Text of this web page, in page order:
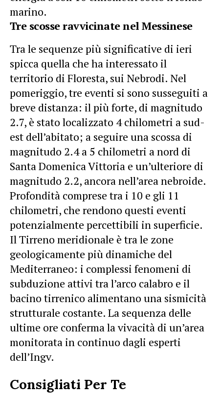
marino.
Tre scosse ravvicinate nel Messinese
Tra le sequenze più significative di ieri
spicca quella che ha interessato il
territorio di Floresta, sui Nebrodi. Nel
pomeriggio, tre eventi si sono susseguiti a
breve distanza: il più forte, di magnitudo
2.7, è stato localizzato 4 chilometri a sud-
est dell’abitato; a seguire una scossa di
magnitudo 2.4 a 5 chilometri a nord di
Santa Domenica Vittoria e un’ulteriore di
magnitudo 2.2, ancora nell’area nebroide.
Profondità comprese tra i 10 e gli 11
chilometri, che rendono questi eventi
potenzialmente percettibili in superficie.
Il Tirreno meridionale è tra le zone
geologicamente più dinamiche del
Mediterraneo: i complessi fenomeni di
subduzione attivi tra l’arco calabro e il
bacino tirrenico alimentano una sismicità
strutturale costante. La sequenza delle
ultime ore conferma la vivacità di un’area
monitorata in continuo dagli esperti
dell’Ingv.
Consigliati Per Te